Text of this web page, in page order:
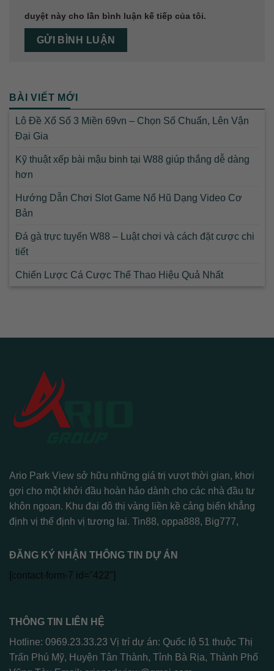
duyệt này cho lần bình luận kế tiếp của tôi.
BÀI VIẾT MỚI
Lô Đề Xổ Số 3 Miền 69vn – Chọn Số Chuẩn, Lên Vận
Đại Gia
Kỹ thuật xếp bài mậu binh tại W88 giúp thắng dễ dàng
hơn
Hướng Dẫn Chơi Slot Game Nổ Hũ Dạng Video Cơ
Bản
Đá gà trực tuyến W88 – Luật chơi và cách đặt cược chi
tiết
Chiến Lược Cá Cược Thể Thao Hiệu Quả Nhất
Ario Park View sở hữu những giá trị vượt thời gian, khơi
gợi cho một khởi đầu hoàn hảo dành cho các nhà đầu tư
khôn ngoan. Khu đại đô thị vàng liền kề cảng biển khẳng
định vị thế định vị tương lai. Tin88, oppa888, Big777,
ĐĂNG KÝ NHẬN THÔNG TIN DỰ ÁN
[contact-form-7 id="422"]
THÔNG TIN LIÊN HỆ
Hotline: 0969.23.33.23 Vị trí dự án: Quốc lộ 51 thuộc Thị
Trấn Phú Mỹ, Huyện Tân Thành, Tỉnh Bà Rịa, Thành Phố